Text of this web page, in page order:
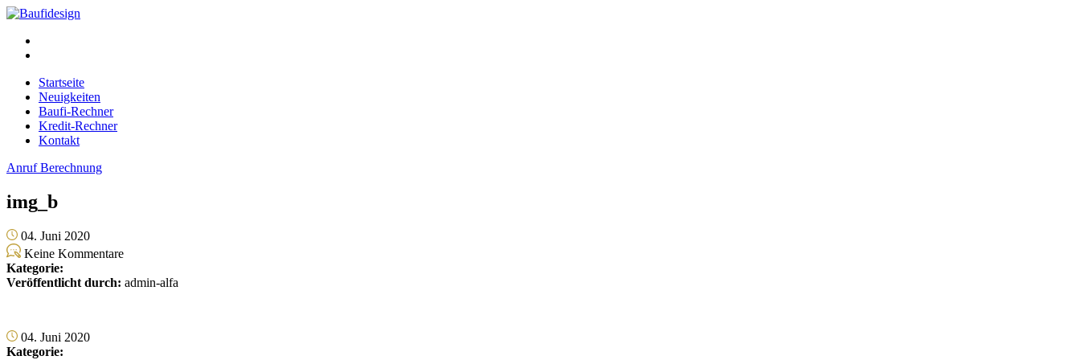
Startseite
Neuigkeiten
Baufi-Rechner
Kredit-Rechner
Kontakt
AnrufBerechnung
img_b
04. Juni 2020
Keine Kommentare
Kategorie:
Veröffentlicht durch: admin-alfa
04. Juni 2020
Kategorie: